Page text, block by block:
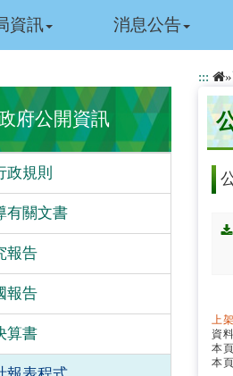
資訊 消息公告
府公開資訊
政規則
有關文書
報告
報告
算書
::: »
資
本
本